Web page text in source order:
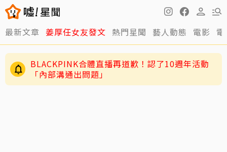
最新文章 姜厚任女友發文 熱門星聞 藝人動態 電影
BLACKPINK合體直播再道歉！認了10週年活動
「內部溝通出問題」